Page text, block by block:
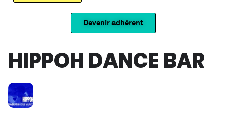
Devenir adhérent
HIPPOH DANCE BAR